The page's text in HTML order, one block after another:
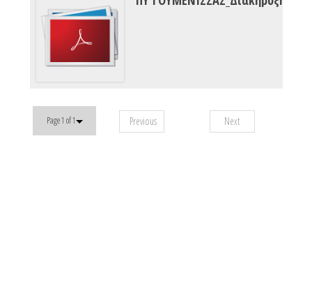
Page 1 of 1 Previous Next